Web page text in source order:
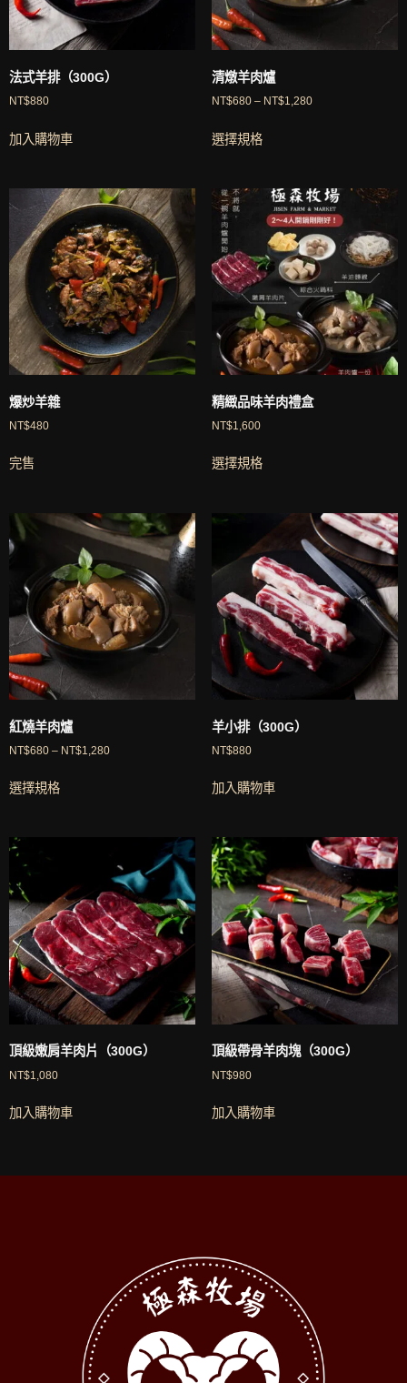
法式羊排（300G）
NT$880
加入購物車
清燉羊肉爐
NT$680– NT$1,280
選擇規格
爆炒羊雜
NT$480
完售
精緻品味羊肉禮盒
NT$1,600
選擇規格
紅燒羊肉爐
NT$680 – NT$1,280
選擇規格
羊小排（300G）
NT$880
加入購物車
頂級嫩肩羊肉片（300G）
NT$1,080
加入購物車
頂級帶骨羊肉塊（300G）
NT$980
加入購物車